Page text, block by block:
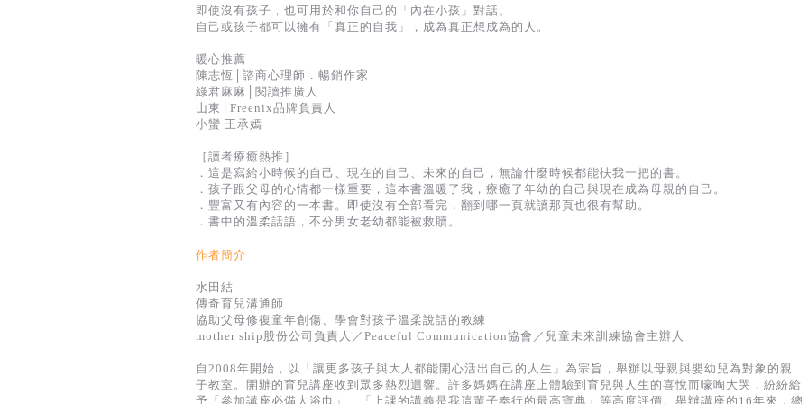
即使沒有孩子，也可用於和你自己的「內在小孩」對話。
自己或孩子都可以擁有「真正的自我」，成為真正想成為的人。
暖心推薦
陳志恆│諮商心理師．暢銷作家
綠君麻麻│閱讀推廣人
山東│Freenix品牌負責人
小蠻 王承嫣
［讀者療癒熱推］
．這是寫給小時候的自己、現在的自己、未來的自己，無論什麼時候都能扶我一把的書。
．孩子跟父母的心情都一樣重要，這本書溫暖了我，療癒了年幼的自己與現在成為母親的自己。
．豐富又有內容的一本書。即使沒有全部看完，翻到哪一頁就讀那頁也很有幫助。
．書中的溫柔話語，不分男女老幼都能被救贖。
作者簡介
水田結
傳奇育兒溝通師
協助父母修復童年創傷、學會對孩子溫柔說話的教練
mother ship股份公司負責人／Peaceful Communication協會／兒童未來訓練協會主辦人
自2008年開始，以「讓更多孩子與大人都能開心活出自己的人生」為宗旨，舉辦以母親與嬰幼兒為對象的親
子教室。開辦的育兒講座收到眾多熱烈迴響。許多媽媽在講座上體驗到育兒與人生的喜悅而嚎啕大哭，紛紛給
予「參加講座必備大浴巾」、「上課的講義是我這輩子奉行的最高寶典」等高度評價。舉辦講座的16年來，總